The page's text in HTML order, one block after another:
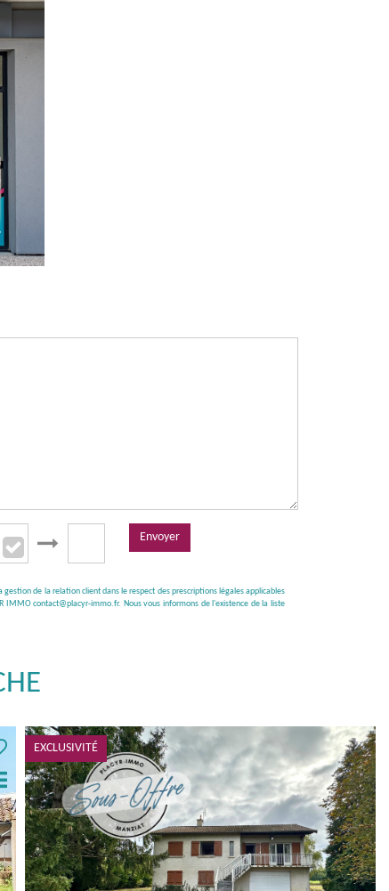
Envoyer
de la relation client dans le respect des prescriptions légales applicables
IMMO contact@placyr-immo.fr. Nous vous informons de l'existence de la liste
VENDU